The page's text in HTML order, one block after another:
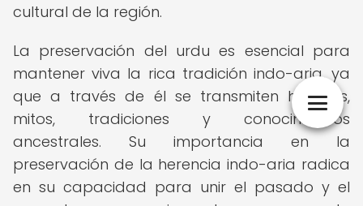
cultural de la región.
La preservación del urdu es esencial para
mantener viva la rica tradición indo-aria, ya
que a través de él se transmiten historias,
mitos, tradiciones y conocimientos
ancestrales. Su importancia en la
preservación de la herencia indo-aria radica
en su capacidad para unir el pasado y el